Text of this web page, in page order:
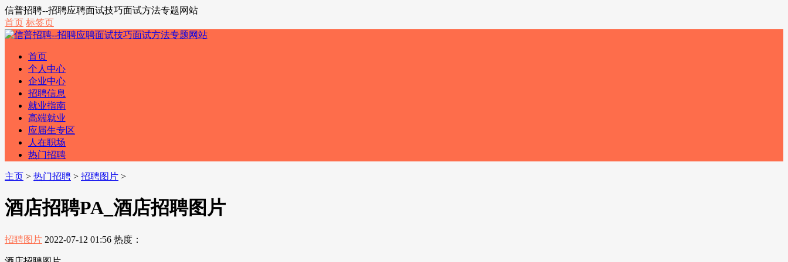
信普招聘--招聘应聘面试技巧面试方法专题网站
首页 标签页
首页
个人中心
企业中心
招聘信息
就业指南
高端就业
应届生专区
人在职场
热门招聘
主页 > 热门招聘 > 招聘图片 >
酒店招聘PA_酒店招聘图片
招聘图片 2022-07-12 01:56 热度：